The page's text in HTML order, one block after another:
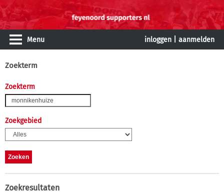
Menu inloggen aanmelden
Zoekterm
Zoekterm
Zoekgebied
Zoekresultaten